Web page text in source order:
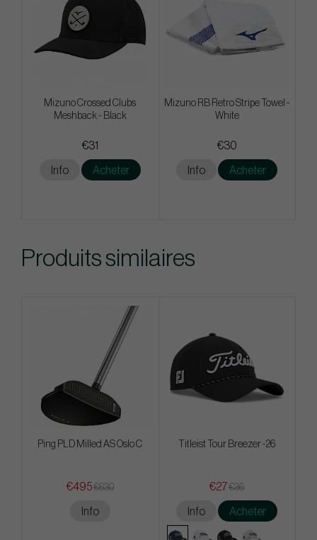
Mizuno Crossed Clubs
Meshback - Black
€31
Info Acheter
Mizuno RB Retro Stripe Towel -
White
€30
Info Acheter
Produits similaires
Ping PLD Milled AS Oslo C
€495€630
Info
Titleist Tour Breezer -26
€27€36
Info Acheter